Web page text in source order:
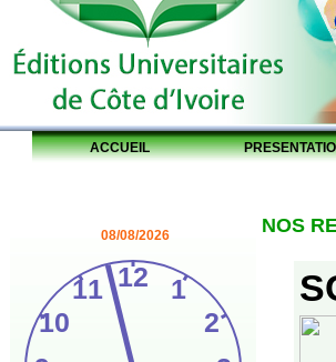
ACCUEIL
08/08/2026 NOS